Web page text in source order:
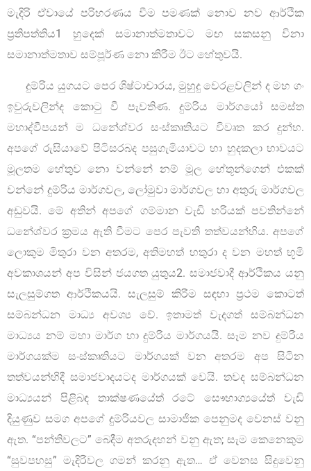
මැදිරි ඒවායේ පරිහරණය වීම පමණක් නොව නව ආර්ථික
ප්‍රතිපත්තිය1 හුදෙක් සමානාත්මතාවට මඟ සකසනු විනා
සමානාත්මතාව සම්පූර්ණ නො කිරීම ඊට හේතුවයි.
දුම්රිය යුගයට පෙර ශිෂ්ටාචාරය, මුහුදු වෙරළවලින් ද මහ ගං
ඉවුරුවලින්ද කොටු වී පැවතිණ. දුම්රිය මාර්ගයෝ සමස්ත
මහාද්වීපයන් ම ධනේශ්වර සංස්කෘතියට විවෘත කර දුන්හ.
අපගේ රුසියාවේ පිටිසරබද පසුගැමියාවට හා හුදකලා භාවයට
මූලතම හේතුව නො වන්නේ නම් මූල හේතූන්ගෙන් එකක්
වන්නේ දුම්රිය මාර්ගවල, ලෝමුවා මාර්ගවල හා අතුරු මාර්ගවල
අඩුවයි. මේ අතින් අපගේ ගම්මාන වැඩි හරියක් පවතින්නේ
ධනේශ්වර ක්‍රමය ඇති වීමට පෙර පැවති තත්වයන්හිය. අපගේ
ලොකුම මිතුරා වන අතරම, අතිමහත් හතුරා ද වන මහත් භූමි
අවකාශයන් අප විසින් ජයගත යුතුය2. සමාජවාදී ආර්ථිකය යනු
සැලසුම්ගත ආර්ථිකයයි. සැලසුම් කිරීම සඳහා ප්‍රථම කොටත්
සම්බන්ධන මාධ්‍ය අවශ්‍ය වේ. ඉතාමත් වැදගත් සම්බන්ධන
මාධ්‍යය නම් මහා මාර්ග හා දුම්රිය මාර්ගයයි. සෑම නව දුම්රිය
මාර්ගයක්ම සංස්කෘතියට මාර්ගයක් වන අතරම අප සිටින
තත්වයන්හිදී සමාජවාදයටද මාර්ගයක් වෙයි. තවද සම්බන්ධන
මාධ්‍යයන් පිළිබඳ තාක්ෂණයේත් රටේ සෞභාග්‍යයේත් වැඩි
දියුණුව සමග අපගේ දුම්රියවල සාමාජික පෙනුමද වෙනස් වනු
ඇත. “පන්තිවලට” බෙදීම අතරුදහන් වනු ඇත; සැම කෙනෙකුම
“සුවපහසු” මැදිරිවල ගමන් කරනු ඇත… ඒ වෙනස සිදුවෙනු